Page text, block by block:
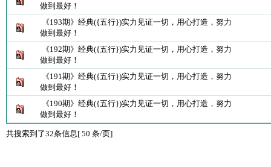
做到最好！
《193期》经典({五行})实力见证一切，用心打造，努力
做到最好！
《192期》经典({五行})实力见证一切，用心打造，努力
做到最好！
《191期》经典({五行})实力见证一切，用心打造，努力
做到最好！
《190期》经典({五行})实力见证一切，用心打造，努力
做到最好！
共搜索到了32条信息[ 50 条/页]